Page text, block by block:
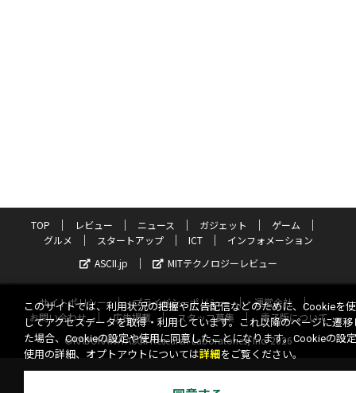
TOP レビュー ニュース ガジェット
ゲーム
グルメ
スタートアップ ICT
インフォメーション
ASCII.jp
MITテクノロジーレビュー
サイトポリシー プライバシーポリシー
運営会社
お問い合わせ
広告掲載 スタッフ募集
電子版について
©KADOKAWA ASCII Research Laboratories, Inc. 2026
このサイトでは、利用状況の把握や広告配信などのために、Cookieを
してアクセスデータを取得・利用しています。これ以降のページに遷移
た場合、Cookieの設定や使用に同意したことになります。Cookieの設
使用の詳細、オプトアウトについては詳細 をご覧ください。